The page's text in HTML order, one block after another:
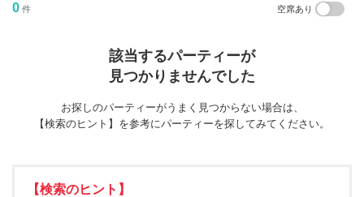
0 件 空席あり
該当するパーティーが
見つかりませんでした
お探しのパーティーがうまく見つからない場合は、
【検索のヒント】を参考にパーティーを探してみてください。
【検索のヒント】